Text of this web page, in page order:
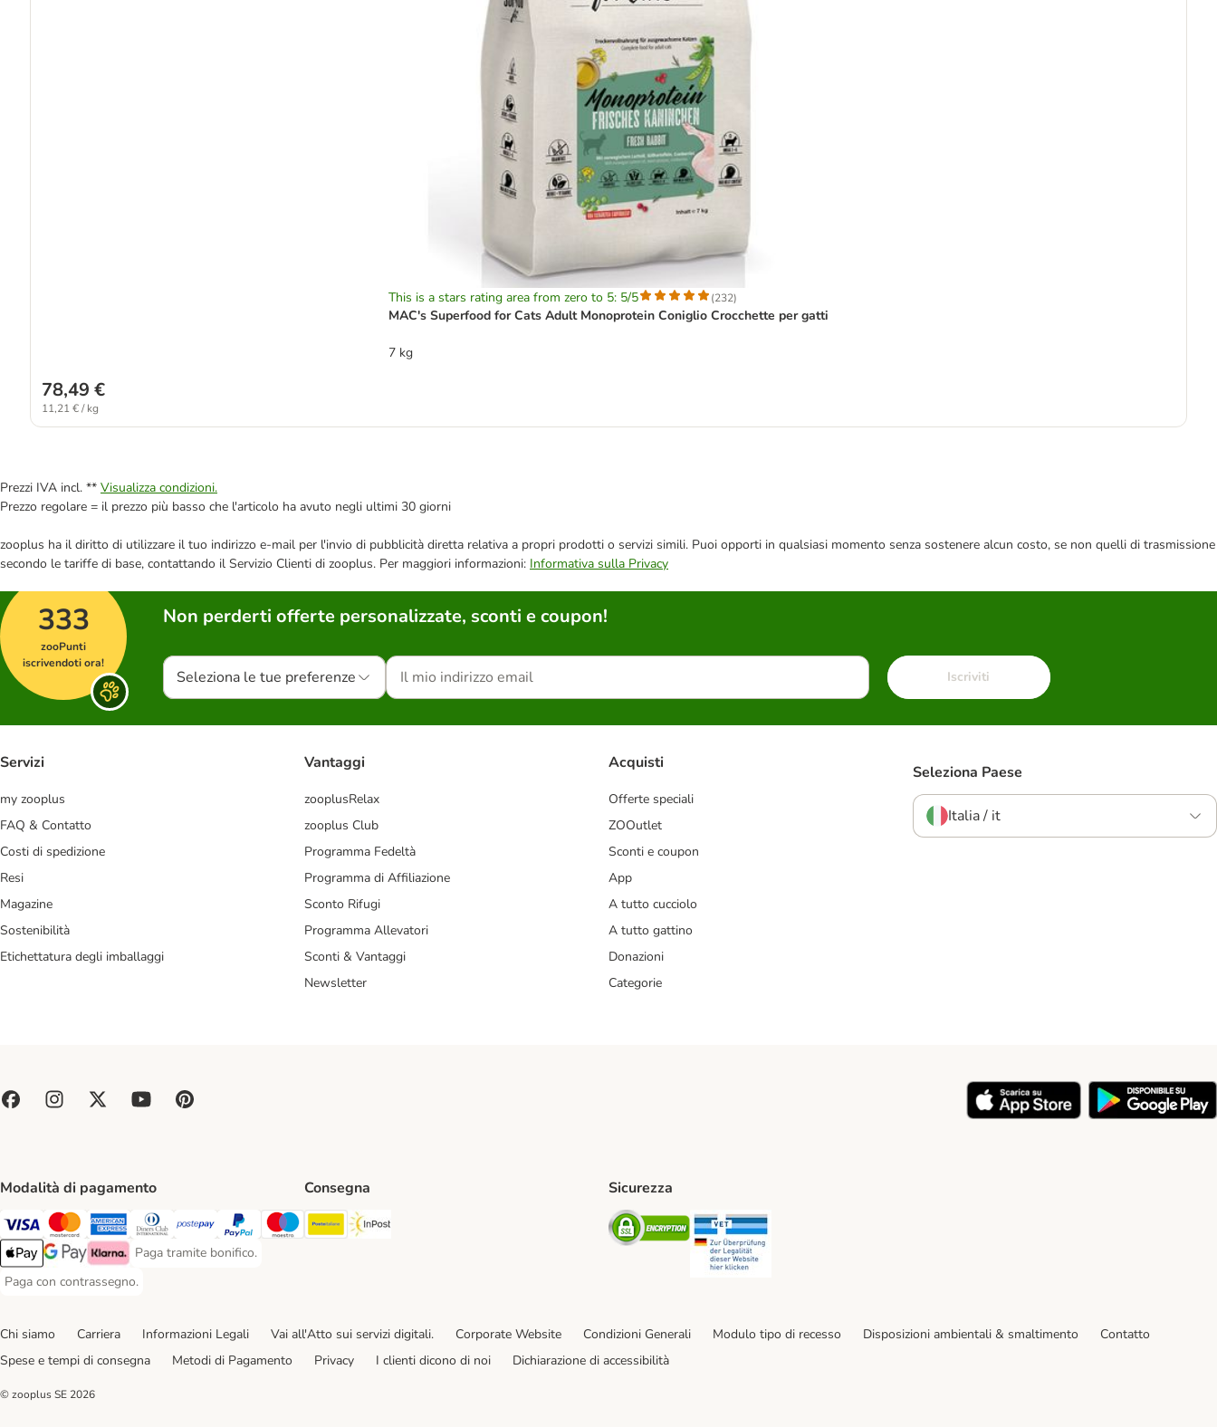
This is a stars rating area from zero to 5: 5/5 (232)
MAC's Superfood for Cats Adult Monoprotein Coniglio Crocchette per gatti
7 kg
78,49 €
11,21 € / kg
Prezzi IVA incl. ** Visualizza condizioni.
Prezzo regolare = il prezzo più basso che l'articolo ha avuto negli ultimi 30 giorni
zooplus ha il diritto di utilizzare il tuo indirizzo e-mail per l'invio di pubblicità diretta relativa a propri prodotti o servizi simili. Puoi opporti in qualsiasi momento senza sostenere alcun costo, se non quelli di trasmissione
secondo le tariffe di base, contattando il Servizio Clienti di zooplus. Per maggiori informazioni: Informativa sulla Privacy
333
zooPunti
iscrivendoti ora!
Non perderti offerte personalizzate, sconti e coupon!
Seleziona le tue preferenze Iscriviti
Servizi
my zooplus
FAQ & Contatto
Costi di spedizione
Resi
Magazine
Sostenibilità
Etichettatura degli imballaggi
Vantaggi
zooplusRelax
zooplus Club
Programma Fedeltà
Programma di Affiliazione
Sconto Rifugi
Programma Allevatori
Sconti & Vantaggi
Newsletter
Acquisti
Offerte speciali
ZOOutlet
Sconti e coupon
App
A tutto cucciolo
A tutto gattino
Donazioni
Categorie
Seleziona Paese
Italia / it
Modalità di pagamento
Paga con Visa. Payment Method
Paga con Mastercard. Payment Method
Paga con American Express. Payment Method
Paga con Diners Club. Payment Method
Paga con Postepay. Payment Method
Paga con PayPal. Payment Method
Paga con Maestro. Payment Method
Apple Pay Payment Method
Google Pay Payment Method
Klarna Payment Method
Paga tramite bonifico.
Paga tramite bonifico. Payment Method
Paga con contrassegno.
Paga con contrassegno. Payment Method
Consegna
Poste Italiane. Shipping Method
Sicurezza
Security
Chi siamo Carriera Informazioni Legali Vai all'Atto sui servizi digitali. Corporate Website Condizioni Generali Modulo tipo di recesso Disposizioni ambientali & smaltimento
Contatto
Spese e tempi di consegna
Metodi di Pagamento Privacy I clienti dicono di noi Dichiarazione di accessibilità
© zooplus SE 2026